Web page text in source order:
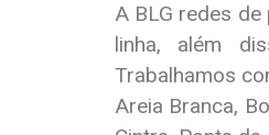
A BLG redes
linha, além
Trabalhamos
Areia Branca,